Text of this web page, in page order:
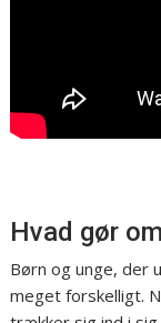
Hvad gør
Børn og unge, der
meget forskelligt.